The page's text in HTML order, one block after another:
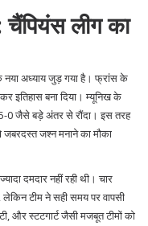
चैंपियंस लीग का
नया अध्याय जुड़ गया है। फ्रांस के
इतिहास बना दिया। म्यूनिख के
0 जैसे बड़े अंतर से रौंदा। इस तरह
जश्न मनाने का मौका
दमदार नहीं रही थी। चार
टीम ने सही समय पर वापसी
और स्टटगार्ट जैसी मजबूत टीमों को